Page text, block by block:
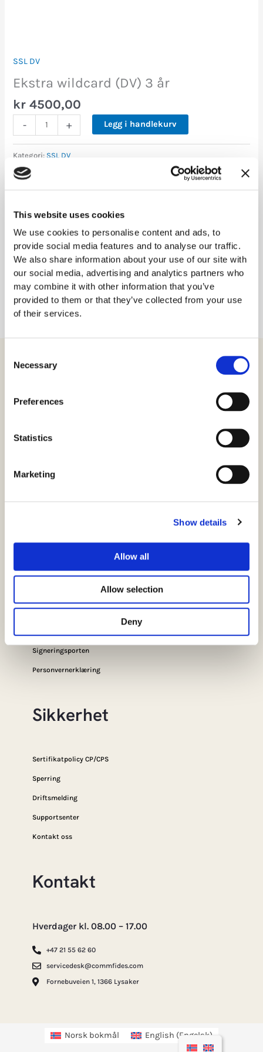
This website uses cookies
We use cookies to personalise content and ads, to
provide social media features and to analyse our traffic.
We also share information about your use of our site with
our social media, advertising and analytics partners who
may combine it with other information that you’ve
provided to them or that they’ve collected from your use
of their services.
Selection
Necessary
Preferences
Statistics
Marketing
Show details
Allow all
Allow selection
Deny
SSL DV
Ekstra wildcard (DV) 3 år
kr 4500,00
- + Legg i handlekurv
Kategori: SSL DV
Varighet
1 års avtale, 3 års avtale, 5 års
avtale
CertPub
Snarveier
SSL Portal
Signeringsporten
Personvernerklæring
Sikkerhet
Sertifikatpolicy CP/CPS
Sperring
Driftsmelding
Supportsenter
Kontakt oss
Kontakt
Hverdager kl. 08.00 – 17.00
+47 21 55 62 60
servicedesk@commfides.com
Fornebuveien 1, 1366 Lysaker
Norsk bokmål English (Engelsk)